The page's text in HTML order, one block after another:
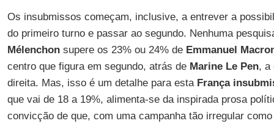
Os insubmissos começam, inclusive, a entrever a
do primeiro turno e passar ao segundo. Nenhuma
Mélenchonsupere os 23% ou 24% de Emmanuel
centro que figura em segundo, atrás deMarine Le Pen, a
direita. Mas, isso é um detalhe para esta França
que vai de 18 a 19%, alimenta-se da inspirada prosa
convicção de que, com uma campanha tão irregular